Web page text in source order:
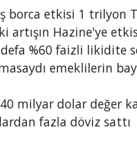
borca etkisi 1 trilyon
artışın Hazine'ye
%60 faizli likidite
emeklilerin
milyar dolar değer
fazla döviz sattı